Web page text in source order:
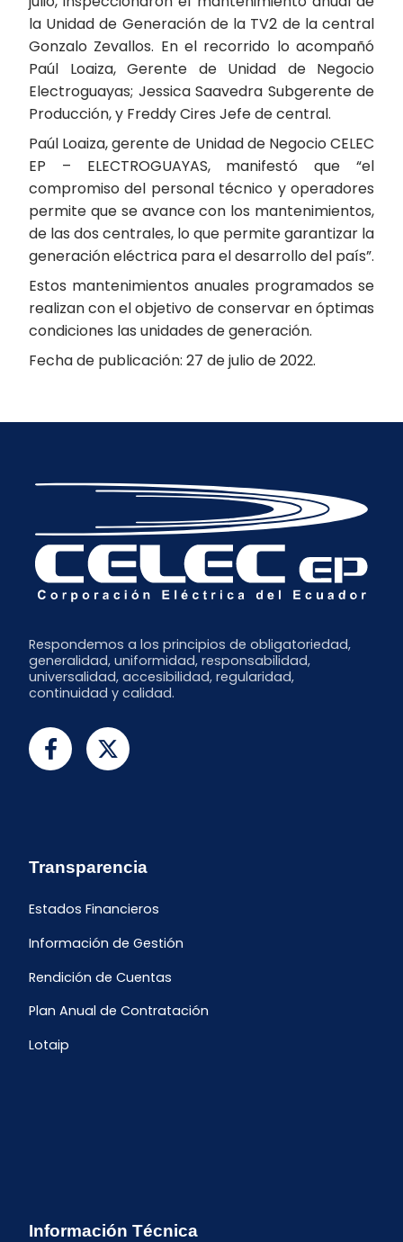
la Unidad de Generación de la TV2 de la central
Gonzalo Zevallos. En el recorrido lo acompañó
Paúl Loaiza, Gerente de Unidad de Negocio
Electroguayas; Jessica Saavedra Subgerente de
Producción, y Freddy Cires Jefe de central.
Paúl Loaiza, gerente de Unidad de Negocio CELEC
EP – ELECTROGUAYAS, manifestó que “el
compromiso del personal técnico y operadores
permite que se avance con los mantenimientos,
de las dos centrales, lo que permite garantizar la
generación eléctrica para el desarrollo del país”.
Estos mantenimientos anuales programados se
realizan con el objetivo de conservar en óptimas
condiciones las unidades de generación.
Fecha de publicación: 27 de julio de 2022.
Respondemos a los principios de obligatoriedad,
generalidad, uniformidad, responsabilidad,
universalidad, accesibilidad, regularidad,
continuidad y calidad.
Transparencia
Estados Financieros
Información de Gestión
Rendición de Cuentas
Plan Anual de Contratación
Lotaip
Información Técnica